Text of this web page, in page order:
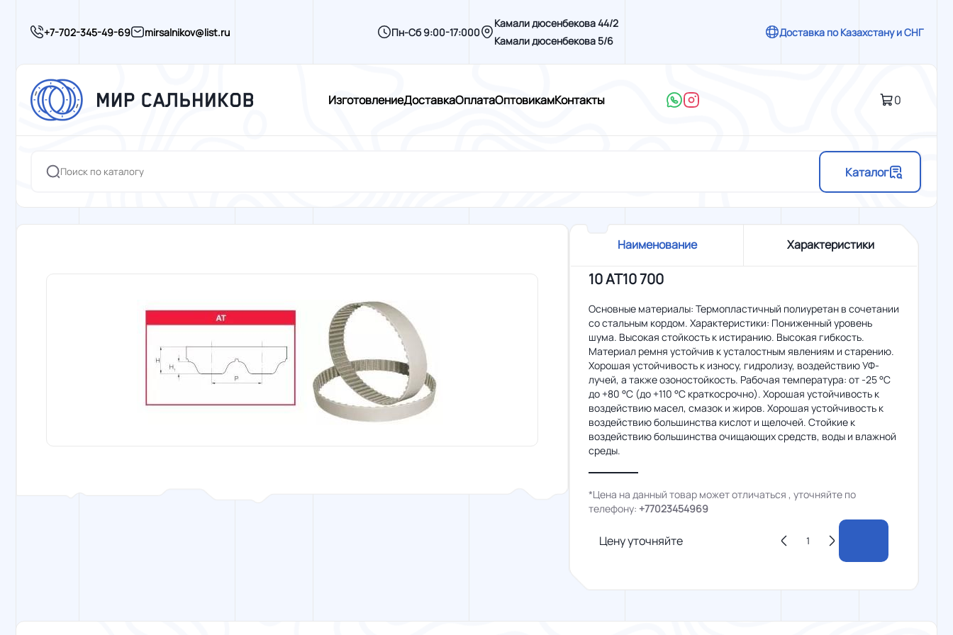
+7-702-345-49-69 mirsalnikov@list.ru Пн-Сб 9:00-17:000
Камали дюсенбекова 44/2
Камали дюсенбекова 5/6
Доставка по Казахстану и СНГ
ИзготовлениеДоставкаОплатаОптовикамКонтакты 0
Каталог
Наименование Характеристики
10 AT10 700
Основные материалы: Термопластичный полиуретан в сочетании
со стальным кордом. Характеристики: Пониженный уровень
шума. Высокая стойкость к истиранию. Высокая гибкость.
Материал ремня устойчив к усталостным явлениям и старению.
Хорошая устойчивость к износу, гидролизу, воздействию УФ-
лучей, а также озоностойкость. Рабочая температура: от -25 °C
до +80 °C (до +110 °C краткосрочно). Хорошая устойчивость к
воздействию масел, смазок и жиров. Хорошая устойчивость к
воздействию большинства кислот и щелочей. Стойкие к
воздействию большинства очищающих средств, воды и влажной
среды.
*Цена на данный товар может отличаться , уточняйте по
телефону: +77023454969
Цену уточняйте